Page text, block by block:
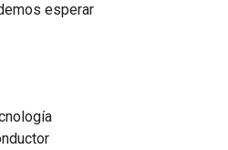
esperar